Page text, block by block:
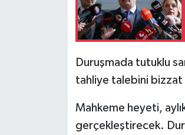
Duruşmada tutuklu
tahliye talebini bizzat
Mahkeme heyeti,
gerçekleştirecek.